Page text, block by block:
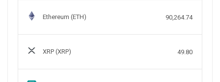
Ethereum (ETH) 90,264.74
XRP (XRP) 49.80